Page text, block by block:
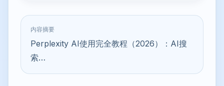
内容摘要
Perplexity AI使用完全教程（2026）：AI搜
索…